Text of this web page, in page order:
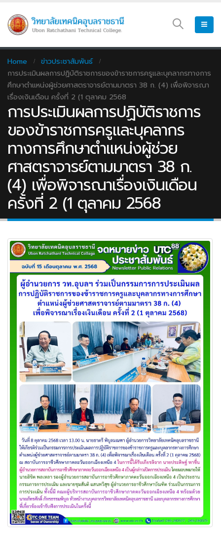
Home
ข่าวประชาสัมพันธ์
การประเมินผลการปฏิบัติราชการของข้าราชการครูและบุคลากรทางการ
ศึกษาตำแหน่งผู้ช่วยศาสตราจารย์ตามมาตรา 38 ก. (4) เพื่อพิจารณา
เรื่องเงินเดือน ครั้งที่ 2 (1 ตุลาคม 2568
การประเมินผลการปฏิบัติราชการ
ของข้าราชการครูและบุคลากร
ทางการศึกษาตำแหน่งผู้ช่วย
ศาสตราจารย์ตามมาตรา 38 ก.
(4) เพื่อพิจารณาเรื่องเงินเดือน
ครั้งที่ 2 (1 ตุลาคม 2568